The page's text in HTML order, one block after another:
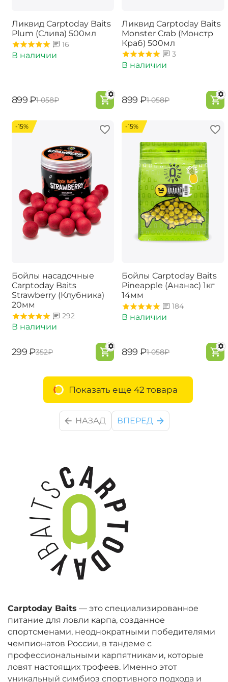
Carptoday Baits — это специализированное
питание для ловли карпа, созданное
спортсменами, неоднократными победителями
чемпионатов России, в тандеме с
профессиональными карпятниками, которые
ловят настоящих трофеев. Именно этот
уникальный симбиоз спортивного подхода и
Ликвид Carptoday Baits
Plum (Слива) 500мл
16
В наличии
‍899‍ ₽‍1 058‍₽
Ликвид Carptoday Baits
Monster Crab (Монстр
Краб) 500мл
3
В наличии
‍899‍ ₽‍1 058‍₽
-15%
Бойлы насадочные
Carptoday Baits
Strawberry (Клубника)
20мм
292
В наличии
‍299‍ ₽‍352‍₽
-15%
Бойлы Carptoday Baits
Pineapple (Ананас) 1кг
14мм
184
В наличии
‍899‍ ₽‍1 058‍₽
Показать еще 42 товара
НАЗАД ВПЕРЕД